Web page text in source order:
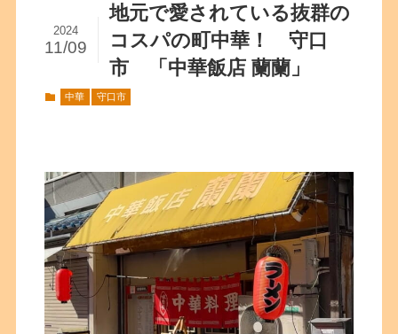
地元で愛されている抜群の
コスパの町中華！ 守口
市 「中華飯店 蘭蘭」
2024
11/09
中華 守口市